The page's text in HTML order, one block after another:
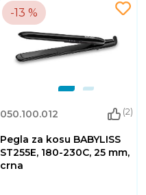
-13 %
050.100.012 (2)
Pegla za kosu BABYLISS
ST255E, 180-230C, 25 mm,
crna